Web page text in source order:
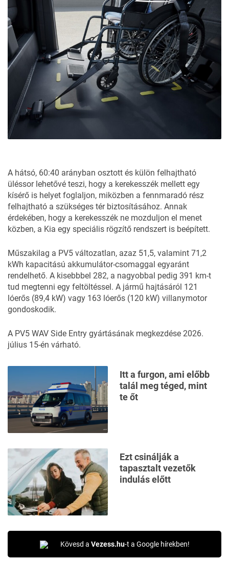
A hátsó, 60:40 arányban osztott és külön felhajtható
üléssor lehetővé teszi, hogy a kerekesszék mellett egy
kísérő is helyet foglaljon, miközben a fennmaradó rész
felhajtható a szükséges tér biztosításához. Annak
érdekében, hogy a kerekesszék ne mozduljon el menet
közben, a Kia egy speciális rögzítő rendszert is beépített.
Műszakilag a PV5 változatlan, azaz 51,5, valamint 71,2
kWh kapacitású akkumulátor-csomaggal egyaránt
rendelhető. A kisebbbel 282, a nagyobbal pedig 391 km-t
tud megtenni egy feltöltéssel. A jármű hajtásáról 121
lóerős (89,4 kW) vagy 163 lóerős (120 kW) villanymotor
gondoskodik.
A PV5 WAV Side Entry gyártásának megkezdése 2026.
július 15-én várható.
Itt a furgon, ami előbb
talál meg téged, mint
te őt
Ezt csinálják a
tapasztalt vezetők
indulás előtt
Kövesd a Vezess.hu-t a Google hírekben!